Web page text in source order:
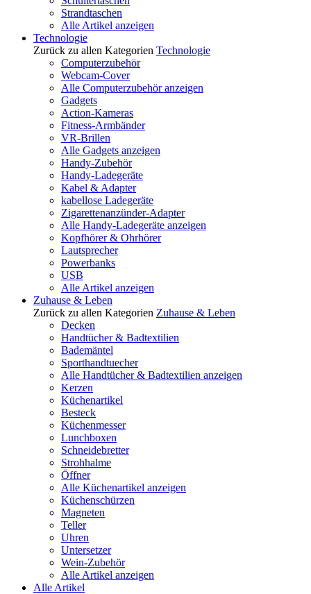
Strandtaschen
Alle Artikel anzeigen
Technologie
Zurück zu allen Kategorien Technologie
Computerzubehör
Webcam-Cover
Alle Computerzubehör anzeigen
Gadgets
Action-Kameras
Fitness-Armbänder
VR-Brillen
Alle Gadgets anzeigen
Handy-Zubehör
Handy-Ladegeräte
Kabel & Adapter
kabellose Ladegeräte
Zigarettenanzünder-Adapter
Alle Handy-Ladegeräte anzeigen
Kopfhörer & Ohrhörer
Lautsprecher
Powerbanks
USB
Alle Artikel anzeigen
Zuhause & Leben
Zurück zu allen Kategorien Zuhause & Leben
Decken
Handtücher & Badtextilien
Bademäntel
Sporthandtuecher
Alle Handtücher & Badtextilien anzeigen
Kerzen
Küchenartikel
Besteck
Küchenmesser
Lunchboxen
Schneidebretter
Strohhalme
Öffner
Alle Küchenartikel anzeigen
Küchenschürzen
Magneten
Teller
Uhren
Untersetzer
Wein-Zubehör
Alle Artikel anzeigen
Alle Artikel